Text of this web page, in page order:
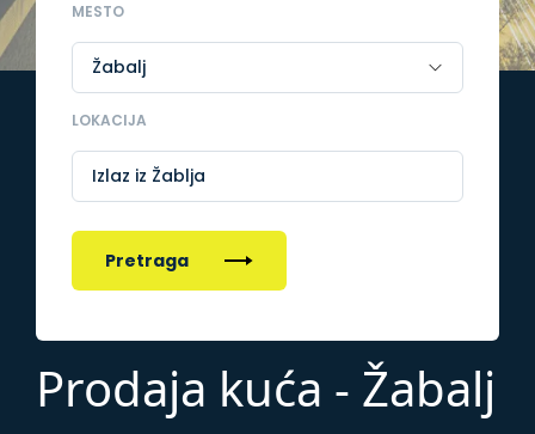
MESTO
LOKACIJA
Izlaz iz Žablja
Pretraga
Prodaja kuća - Žabalj